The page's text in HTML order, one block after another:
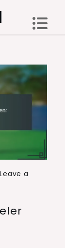
Leave a